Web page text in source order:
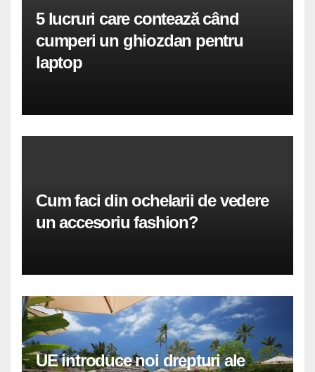
5 lucruri care contează când
cumperi un ghiozdan pentru
laptop
Cum faci din ochelarii de vedere
un accesoriu fashion?
UE introduce noi drepturi ale